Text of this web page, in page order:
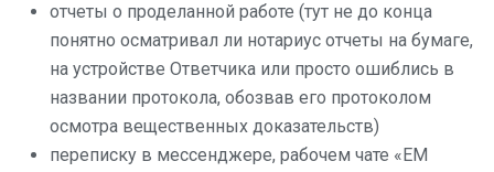
отчеты о проделанной работе (тут не до конца
понятно осматривал ли нотариус отчеты на бумаге,
на устройстве Ответчика или просто ошиблись в
названии протокола, обозвав его протоколом
осмотра вещественных доказательств)
переписку в мессенджере, рабочем чате «ЕМ